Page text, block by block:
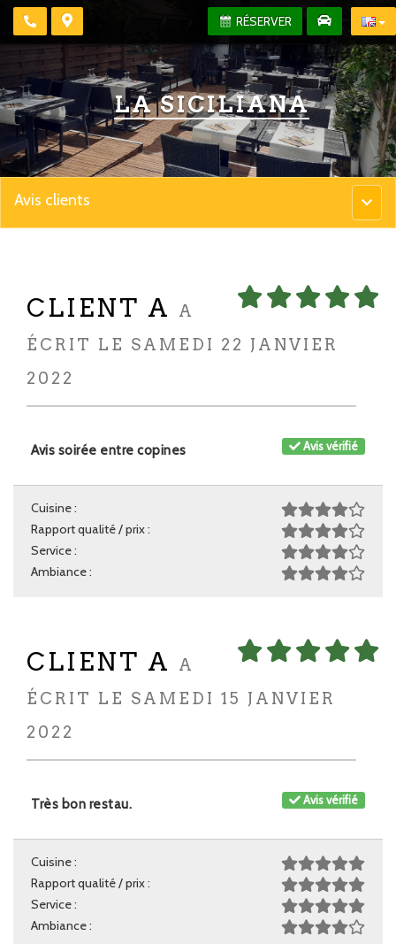
RÉSERVER
LA SICILIANA
Menu
Avis clients
CLIENT A
A
ÉCRIT LE SAMEDI 22 JANVIER
2022
Avis vérifié
Avis soirée entre copines
Cuisine :
Rapport qualité / prix :
Service :
Ambiance :
CLIENT A
A
ÉCRIT LE SAMEDI 15 JANVIER
2022
Avis vérifié
Très bon restau.
Cuisine :
Rapport qualité / prix :
Service :
Ambiance :